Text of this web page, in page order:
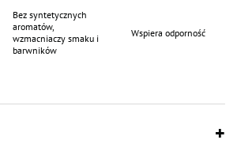
psa na witaminy i składniki mineralne,
aromatów, wzmacniaczy smaku ani barwników,
nowoczesnych zaleceń żywieniowych dla
Bez syntetycznych
aromatów,
wzmacniaczy smaku i
barwników
Wspiera odporność